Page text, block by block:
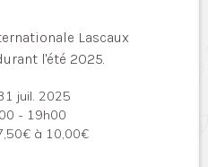
Lascaux
l'été 2025.
juil. 2025
- 19h00
à 10,00€